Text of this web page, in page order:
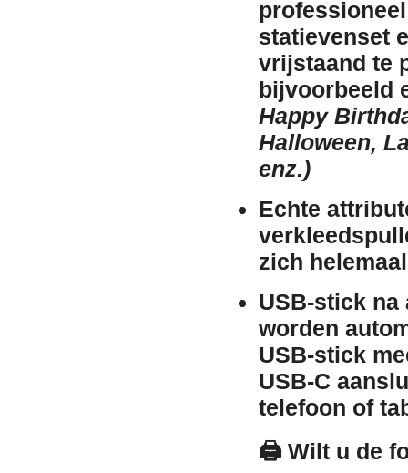
statievenset
vrijstaand te
bijvoorbeeld
Happy
Halloween,
enz.)
Echte
zich
USB-stick na
worden
USB-stick
USB-C
telefoon of
🖨️ Wilt u de